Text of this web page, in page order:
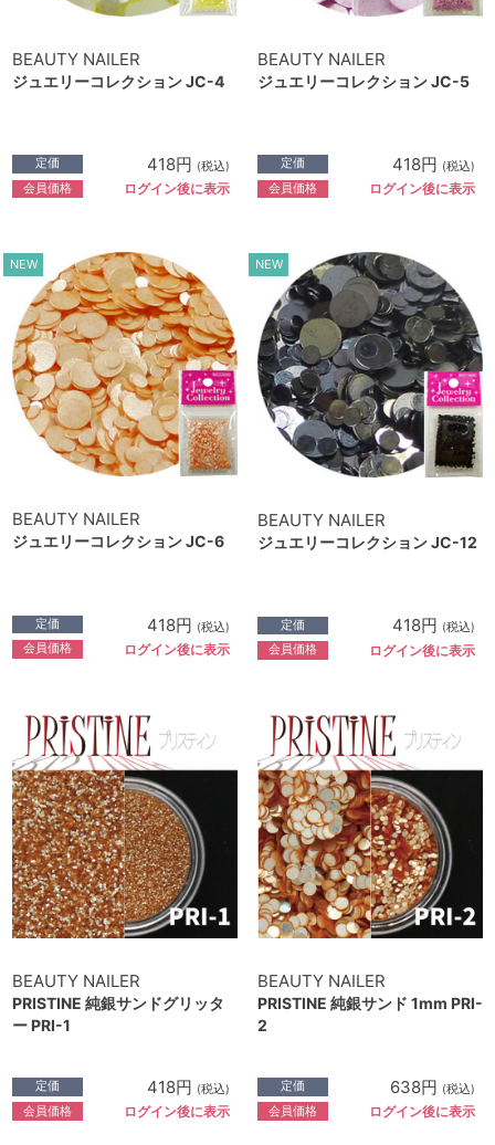
BEAUTY NAILER
ジュエリーコレクション JC-4
定価 418円 (税込)
会員価格 ログイン後に表示
BEAUTY NAILER
ジュエリーコレクション JC-5
定価 418円 (税込)
会員価格 ログイン後に表示
NEW
BEAUTY NAILER
ジュエリーコレクション JC-6
定価 418円 (税込)
会員価格 ログイン後に表示
NEW
BEAUTY NAILER
ジュエリーコレクション JC-12
定価 418円 (税込)
会員価格 ログイン後に表示
BEAUTY NAILER
PRISTINE 純銀サンドグリッタ
ー PRI-1
定価 418円 (税込)
会員価格 ログイン後に表示
BEAUTY NAILER
PRISTINE 純銀サンド 1mm PRI-
2
定価 638円 (税込)
会員価格 ログイン後に表示